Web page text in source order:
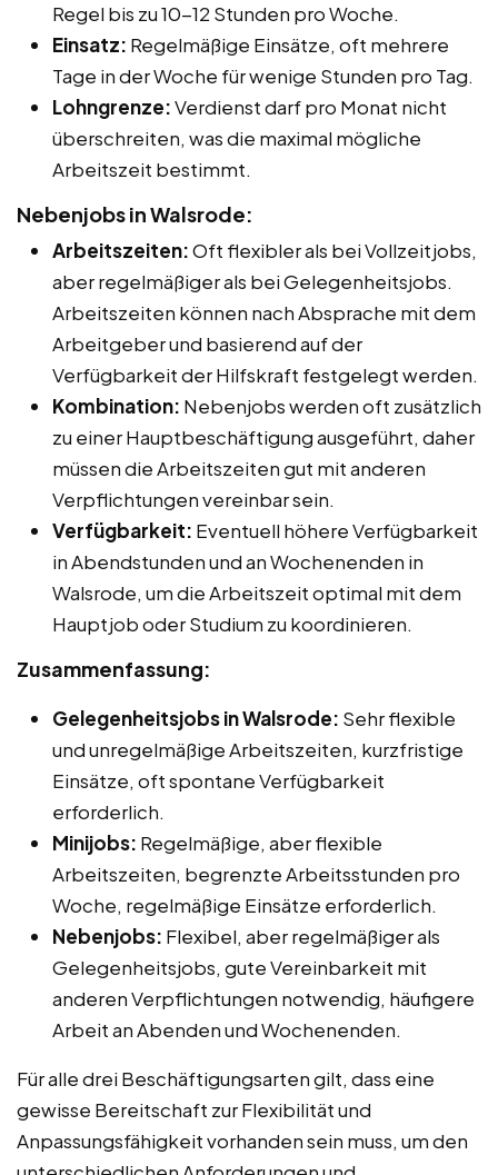
Regel bis zu 10-12 Stunden pro Woche.
Einsatz: Regelmäßige Einsätze, oft mehrere
Tage in der Woche für wenige Stunden pro Tag.
Lohngrenze:Verdienst darf pro Monat nicht
überschreiten, was die maximal mögliche
Arbeitszeit bestimmt.
Nebenjobs in Walsrode:
Arbeitszeiten:Oft flexibler als bei Vollzeitjobs,
aber regelmäßiger als bei Gelegenheitsjobs.
Arbeitszeiten können nach Absprache mit dem
Arbeitgeber und basierend auf der
Verfügbarkeit der Hilfskraft festgelegt werden.
Kombination: Nebenjobs werden oft zusätzlich
zu einer Hauptbeschäftigung ausgeführt, daher
müssen die Arbeitszeiten gut mit anderen
Verpflichtungen vereinbar sein.
Verfügbarkeit: Eventuell höhere Verfügbarkeit
in Abendstunden und an Wochenenden in
Walsrode, um die Arbeitszeit optimal mit dem
Hauptjob oder Studium zu koordinieren.
Zusammenfassung:
Gelegenheitsjobs in Walsrode: Sehr flexible
und unregelmäßige Arbeitszeiten, kurzfristige
Einsätze, oft spontane Verfügbarkeit
erforderlich.
Minijobs: Regelmäßige, aber flexible
Arbeitszeiten, begrenzte Arbeitsstunden pro
Woche, regelmäßige Einsätze erforderlich.
Nebenjobs: Flexibel, aber regelmäßiger als
Gelegenheitsjobs, gute Vereinbarkeit mit
anderen Verpflichtungen notwendig, häufigere
Arbeit an Abenden und Wochenenden.
Für alle drei Beschäftigungsarten gilt, dass eine
gewisse Bereitschaft zur Flexibilität und
Anpassungsfähigkeit vorhanden sein muss, um den